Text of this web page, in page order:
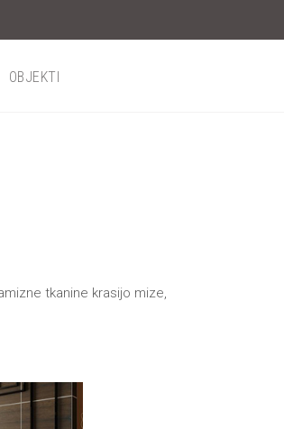
OBJEKTI
tkanine krasijo mize,